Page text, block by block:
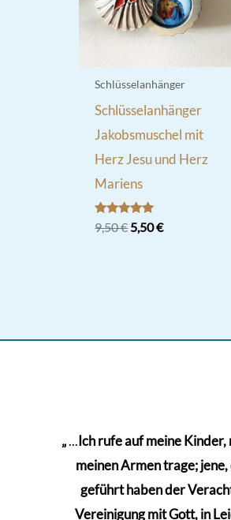
Schlüsselanhänger
Schlüsselanhänger
Jakobsmuschel mit
Herz Jesu und Herz
Mariens
Bewertet
mit
9,50€Ursprünglicher
5,50€Aktueller
„...Ich rufe auf meine Kinder,
meinen Armen trage;
geführt haben der
Vereinigung mit Gott, in